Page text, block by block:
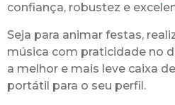
confiança, robustez e
Seja para animar festas,
música com praticidade no
a melhor e mais leve caixa
portátil para o seu perfil.